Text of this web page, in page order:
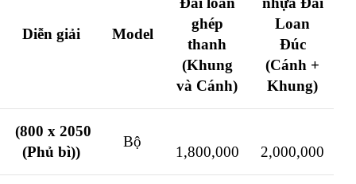
Diễngiải Model
ghép
thanh
(Khung
và Cánh)
Loan
Đúc
(Cánh +
Khung)
(800 x 2050
(Phủ bì))
Bộ
1,800,000 2,000,000